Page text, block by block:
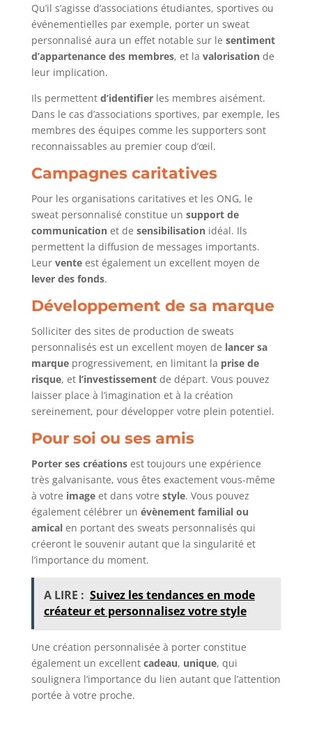
Qu’il s’agisse d’associations étudiantes, sportives ou
événementielles par exemple, porter un sweat
personnalisé aura un effet notable sur le sentiment
d’appartenance des membres, et la valorisationde
leur implication.
Ils permettent d’identifierles membres aisément.
Dans le cas d’associations sportives, par exemple, les
membres des équipes comme les supporters sont
reconnaissables au premier coup d’œil.
Campagnes caritatives
Pour les organisations caritatives et les ONG, le
sweat personnalisé constitue un support de
communicationet de sensibilisationidéal. Ils
permettent la diffusion de messages importants.
Leur venteest également un excellent moyen de
lever des fonds.
Développement de sa marque
Solliciter des sites de production de sweats
personnalisés est un excellent moyen de lancer sa
marqueprogressivement, en limitant la prise de
risque, et l’investissementde départ. Vous pouvez
laisser place à l’imagination et à la création
sereinement, pour développer votre plein potentiel.
Pour soi ou ses amis
Porter ses créationsest toujours une expérience
très galvanisante, vous êtes exactement vous-même
à votre imageet dans votre style. Vous pouvez
également célébrer un évènement familial ou
amicalen portant des sweats personnalisés qui
créeront le souvenir autant que la singularité et
l’importance du moment.
A LIRE : Suivez les tendances en mode
créateur et personnalisez votre style
Une création personnalisée à porter constitue
également un excellent cadeau, unique, qui
soulignera l’importance du lien autant que l’attention
portée à votre proche.